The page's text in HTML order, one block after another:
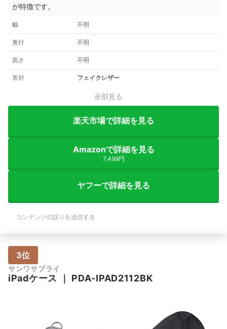
が特徴です。
幅 不明
奥行 不明
高さ 不明
素材 フェイクレザー
全部見る
楽天市場で詳細を見る
Amazonで詳細を見る
7,499円
ヤフーで詳細を見る
コンテンツの誤りを送信する
3位
サンワサプライ
iPadケース ｜ PDA-IPAD2112BK